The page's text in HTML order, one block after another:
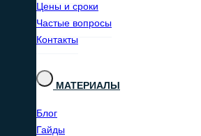
Цены и сроки
Частые вопросы
Контакты
МАТЕРИАЛЫ
Блог
Гайды